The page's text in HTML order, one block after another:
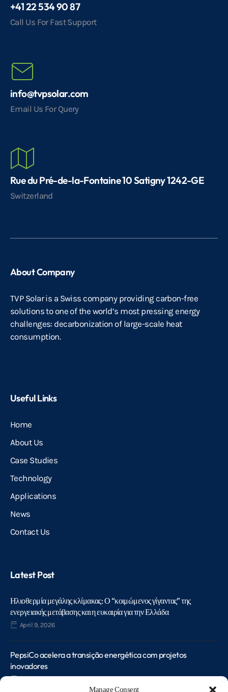
Manage Consent
+41 22 534 90 87
Call Us For Fast Support
info@tvpsolar.com
Email Us For Query
Rue du Pré-de-la-Fontaine 10 Satigny 1242-GE
Switzerland
About Company
TVP Solar is a Swiss company providing carbon-free
solutions to one of the world’s most pressing energy
challenges: decarbonization of large-scale heat
consumption.
Useful Links
Home
About Us
Case Studies
Technology
Applications
News
Contact Us
Latest Post
Ηλιοθερμία μεγάλης κλίμακας: Ο “κοιμώμενος γίγαντας” της
ενεργειακής μετάβασης και η ευκαιρία για την Ελλάδα
April 9, 2026
PepsiCo acelera a transição energética com projetos
inovadores